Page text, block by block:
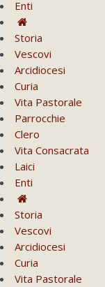
Enti
Storia
Vescovi
Arcidiocesi
Curia
Vita Pastorale
Parrocchie
Clero
Vita Consacrata
Laici
Enti
Storia
Vescovi
Arcidiocesi
Curia
Vita Pastorale